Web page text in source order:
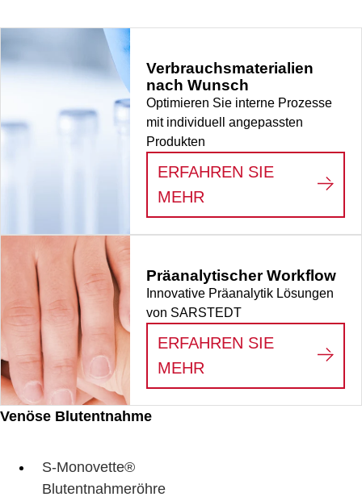
Venöse Blutentnahme
S-Monovette®
Blutentnahmeröhre
Verbrauchsmaterialien
nach Wunsch
Optimieren Sie interne Prozesse
mit individuell angepassten
Produkten
ERFAHREN SIE
MEHR
Präanalytischer Workflow
Innovative Präanalytik Lösungen
von SARSTEDT
ERFAHREN SIE
MEHR